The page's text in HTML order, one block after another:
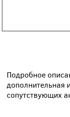
Подробное
дополнительная
сопутствующих